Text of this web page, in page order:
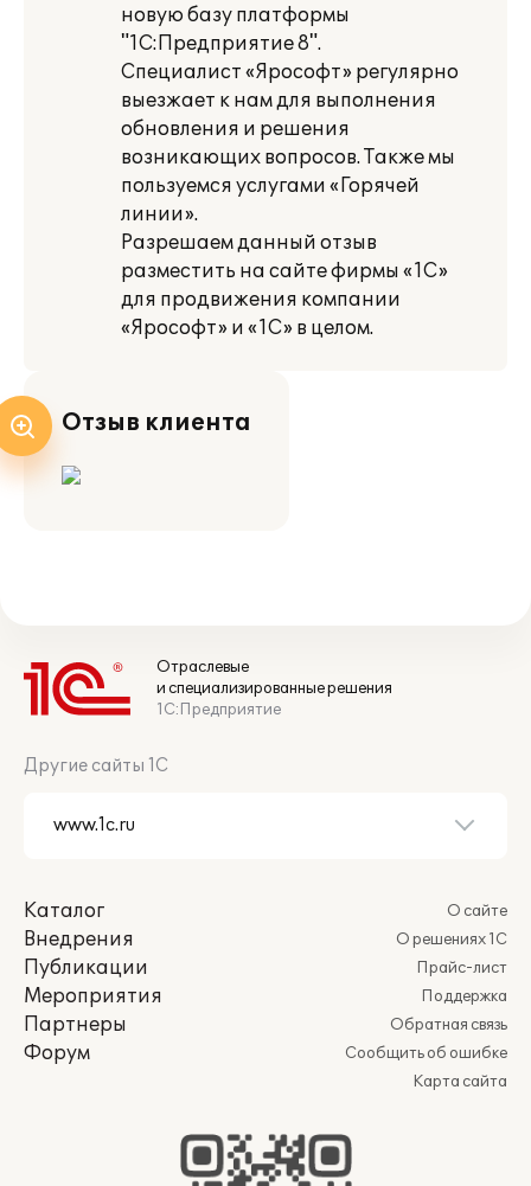
новую базу платформы
"1С:Предприятие 8".
Специалист «Ярософт» регулярно
выезжает к нам для выполнения
обновления и решения
возникающих вопросов. Также мы
пользуемся услугами «Горячей
линии».
Разрешаем данный отзыв
разместить на сайте фирмы «1С»
для продвижения компании
«Ярософт» и «1С» в целом.
Отзыв клиента
Отраслевые
и специализированные решения
1С:Предприятие
Другие сайты 1С
Каталог
Внедрения
Публикации
Мероприятия
Партнеры
Форум
О сайте
О решениях 1С
Прайс-лист
Поддержка
Обратная связь
Сообщить об ошибке
Карта сайта